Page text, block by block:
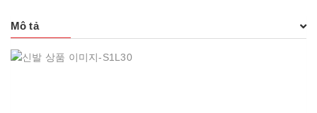
Mô tả